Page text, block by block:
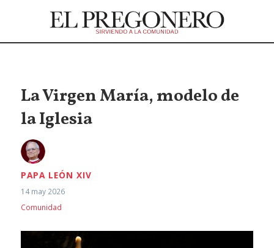
La Virgen María, modelo de
la Iglesia
PAPA LEÓN XIV
14 may 2026
Comunidad